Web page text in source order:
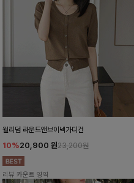
윌리덤 라운드앤브이넥가디건
10%20,900 원23,200원
리뷰 카운트 영역